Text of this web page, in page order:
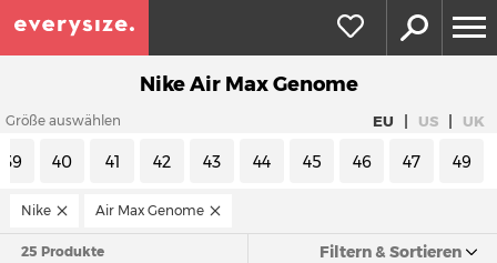
Nike Air Max Genome
Größe auswählen EU | US | UK
39 40 41 42 43 44 45 46 47 49
Nike Air Max Genome
25 Produkte Filtern & Sortieren